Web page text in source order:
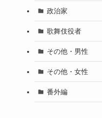
政治家
歌舞伎役者
その他・男性
その他・女性
番外編